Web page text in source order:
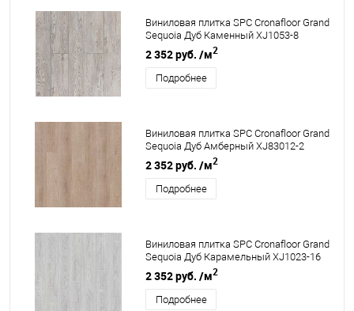
Виниловая плитка SPC Cronafloor Grand
Sequoia Дуб Каменный XJ1053-8
2 352 руб. /м2
Подробнее
Виниловая плитка SPC Cronafloor Grand
Sequoia Дуб Амберный XJ83012-2
2 352 руб. /м2
Подробнее
Виниловая плитка SPC Cronafloor Grand
Sequoia Дуб Карамельный XJ1023-16
2 352 руб. /м2
Подробнее